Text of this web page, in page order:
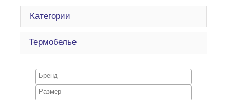
Категории
Термобелье